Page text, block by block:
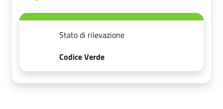
Stato di rilevazione
Codice Verde